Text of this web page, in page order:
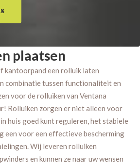
plaatsen
kantoorpand een rolluik laten
combinatie tussen functionaliteit en
voor de rolluiken van Ventana
Rolluiken zorgen er niet alleen voor
huis goed kunt reguleren, het stabiele
een voor een effectieve bescherming
Wij leveren rolluiken
en kunnen ze naar uw wensen